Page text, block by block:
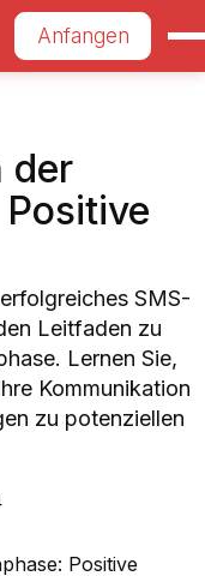
Anfangen
der
SMS-
Leitfaden zu
Lernen Sie,
Kommunikation
zu potenziellen